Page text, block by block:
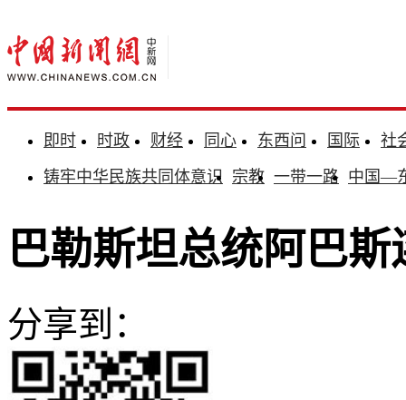
即时 时政 财经 同心 东西问 国际
社
铸牢中华民族共同体意识 宗教 一带一路 中国—
巴勒斯坦总统阿巴
分享到：